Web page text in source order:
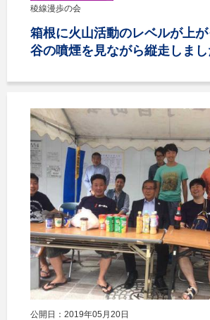
稜線漫歩の会
箱根に火山活動のレベルが上
谷の噴煙を見ながら縦走しまし
公開日：2019年05月20日